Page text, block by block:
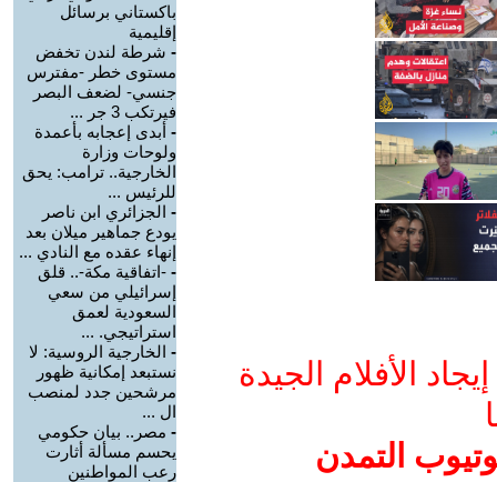
الأفلام الجيدة
التمدن
باكستاني برسائل
إقليمية
- شرطة لندن تخفض
مستوى خطر -مفترس
جنسي- لضعف البصر
فيرتكب 3 جر ...
- أبدى إعجابه بأعمدة
ولوحات وزارة
الخارجية.. ترامب: يحق
للرئيس ...
- الجزائري ابن ناصر
يودع جماهير ميلان بعد
إنهاء عقده مع النادي ...
- -اتفاقية مكة-.. قلق
إسرائيلي من سعي
السعودية لعمق
استراتيجي. ...
- الخارجية الروسية: لا
نستبعد إمكانية ظهور
مرشحين جدد لمنصب
ال ...
- مصر.. بيان حكومي
يحسم مسألة أثارت
رعب المواطنين